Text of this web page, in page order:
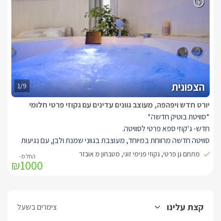
משושים בשחור לבן המשתלב באמירה העיצובית
של היורט וחדר הרחצה היפהפה, פינת אוכל זוגית ומודרנית מטבחון
מאובזר הכולל: מקרר, מיקרוגל, קומקום חשמלי, פינת קפה/תה, מכונת
נספרסו וכלי מטבח. בסוויטה שתי ספות בגווני אפור מעוצבות ונוחות
במיוחד נפתחות ללינת ילדים, חדר הרחצה בעיצוב עכשווי בגווני שחור
לבן ותמצאו בו סבוני רחצה, מגבות וחלוקים.
*לכל סוויטה יציאה למתחם גן פרטי, מטופח ויפה, הכולל מרפסת עם
ערסל ישיבה, שולחן זוגי ופינת ברביקיו.
1/9 הצפונית
יורט חדש ויפהפה, מעוצב גוונים עדינים עם גקוזי פרטי חלומי
*סוויטת בוטיק חדשה*
חדש- ג'קוזי ספא פרטי לסוויטה.
סוויטה חדשה מרווחת במיוחד, מעוצבת בגווני שמנת ולבן, עם נגיעות
אפור. עם ג'קוזי זוגי רומנטי, מיטה זוגית גדולה עם מזרן אורטופדי ומתחם
היורט, צורת המבנה עגולה עם תקרה גבוהה מאד כך שנוצר חלל פתוח,
מתחם גן פרטי, גקוזי פנימי זוגי, מטבחון מ אובזר
₪1000
קצת עלינו צימרים בשעל